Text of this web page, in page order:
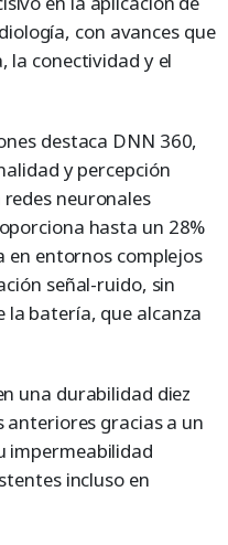
con avances que
la conectividad y el
destaca DNN 360,
y percepción
neuronales
hasta un 28%
en entornos complejos
señal-ruido, sin
batería, que alcanza
una durabilidad diez
anteriores gracias a un
impermeabilidad
incluso en